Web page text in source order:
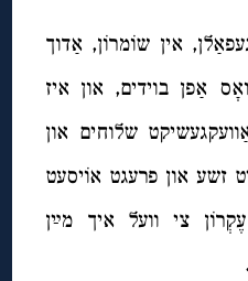
אין שוֹמרוֹן, אַדוך
אַפן בוידים, און איז
שלוחים און
זשע און פרעגט אוֹיסעט
צי וועל איך מײַן